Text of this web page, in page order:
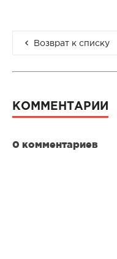
Возврат к списку
КОММЕНТАРИИ
0 комментариев